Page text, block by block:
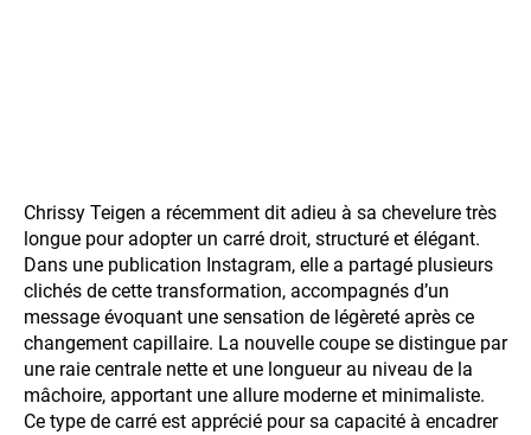
Chrissy Teigen a récemment dit adieu à sa chevelure très
longue pour adopter un carré droit, structuré et élégant.
Dans une publication Instagram, elle a partagé plusieurs
clichés de cette transformation, accompagnés d’un
message évoquant une sensation de légèreté après ce
changement capillaire. La nouvelle coupe se distingue par
une raie centrale nette et une longueur au niveau de la
mâchoire, apportant une allure moderne et minimaliste.
Ce type de carré est apprécié pour sa capacité à encadrer